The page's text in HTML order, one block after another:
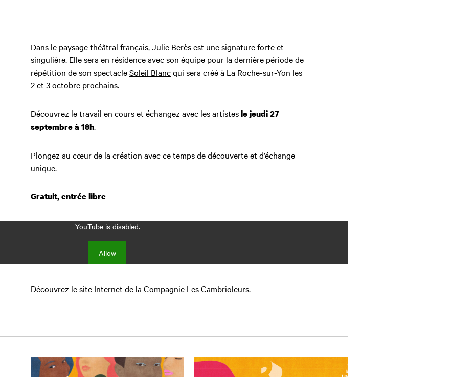
Dans le paysage théâtral français, Julie Berès est une signature forte et
singulière. Elle sera en résidence avec son équipe pour la dernière période de
répétition de son spectacleSoleil Blancqui sera créé à La Roche-sur-Yon les
2 et 3 octobre prochains.
Découvrez le travail en cours et échangez avec les artistesle jeudi 27
septembre à 18h.
Plongez au cœur de la création avec ce temps de découverte et d’échange
unique.
Gratuit, entrée libre
YouTube is disabled.
Allow
Découvrez le site Internet de la Compagnie Les Cambrioleurs.